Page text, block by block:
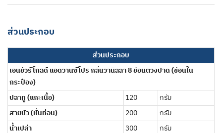
ส่วนประกอบ
ส่วนประกอบ
เอนชัวร์โกลด์ แอดวานซ์โปร กลิ่นวานิลลา 8 ช้อนตวงปาด (ช้อนใน
กระป๋อง)
ปลาทู (แกะเนื้อ)
120
กรัม
สายบัว (หั่นท่อน)
200
กรัม
น้ำเปล่า
300 กรัม